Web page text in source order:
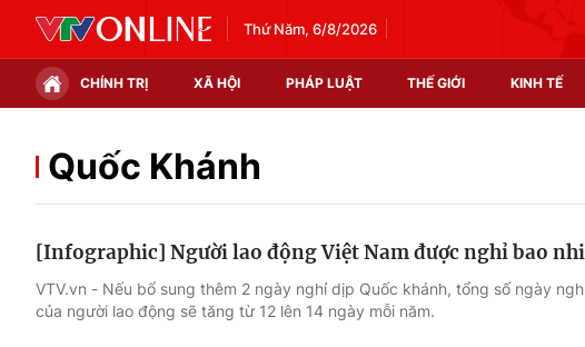
Thứ Năm, 6/8/2026
CHÍNH TRỊ XÃ HỘI PHÁP LUẬT THẾ GIỚI KINH TẾ
Chính trị
Thế giới đó đây
Thị trường
Quốc Khánh
[Infographic] Người lao động Việt Nam được nghỉ bao
VTV.vn - Nếu bổ sung thêm 2 ngày nghỉ dịp Quốc khánh, tổng số ngày
của người lao động sẽ tăng từ 12 lên 14 ngày mỗi năm.